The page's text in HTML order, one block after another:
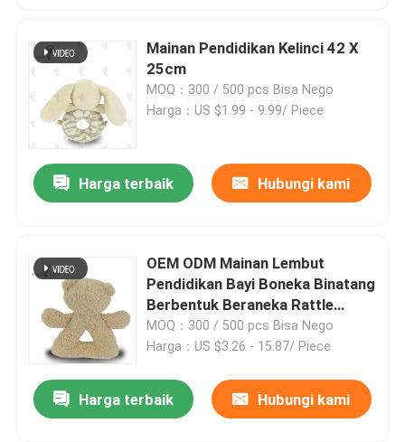
Mainan Pendidikan Kelinci 42 X
25cm
MOQ：300 / 500 pcs Bisa Nego
Harga：US $1.99 - 9.99/ Piece
Harga terbaik Hubungi kami
OEM ODM Mainan Lembut
Pendidikan Bayi Boneka Binatang
Berbentuk Beraneka Rattle
16cm
MOQ：300 / 500 pcs Bisa Nego
Harga：US $3.26 - 15.87/ Piece
Harga terbaik Hubungi kami